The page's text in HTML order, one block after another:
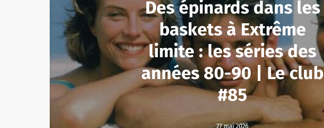
Des épinards dans les
baskets à Extrême
limite : les séries des
années 80-90 | Le club
#85
27 mai 2026